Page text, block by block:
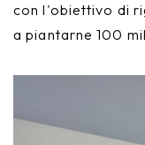
con l'obiettivo di
a piantarne 100